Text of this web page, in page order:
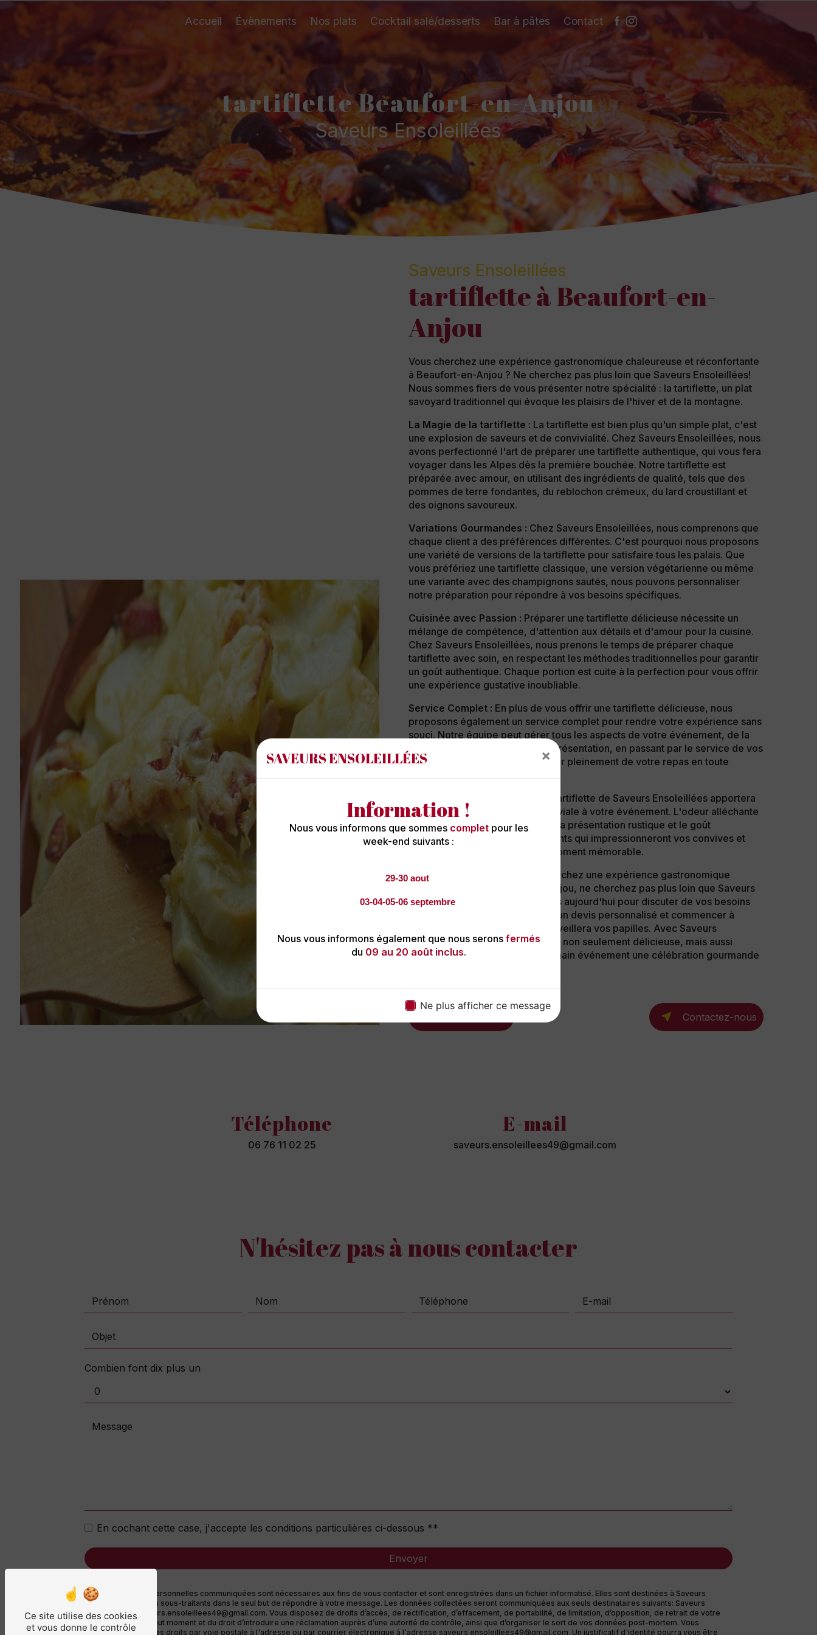
SAVEURS ENSOLEILLÉES ×
Information !
Nous vous informons que sommes completpour les
week-end suivants :
29-30 aout
03-04-05-06 septembre
Nous vous informons également que nous serons fermés
du 09 au 20 août inclus.
Ne plus afficher ce message
Accueil Évènements Nos plats Cocktail salé/desserts Bar à pâtes Contact
tartiflette Beaufort-en-Anjou
Saveurs Ensoleillées
Saveurs Ensoleillées
tartiflette à Beaufort-en-
Anjou
Vous cherchez une expérience gastronomique chaleureuse et réconfortante
à Beaufort-en-Anjou ? Ne cherchez pas plus loin que Saveurs Ensoleillées!
Nous sommes fiers de vous présenter notre spécialité : la tartiflette, un plat
savoyard traditionnel qui évoque les plaisirs de l'hiver et de la montagne.
La Magie de la tartiflette : La tartiflette est bien plus qu'un simple plat, c'est
une explosion de saveurs et de convivialité. Chez Saveurs Ensoleillées, nous
avons perfectionné l'art de préparer une tartiflette authentique, qui vous fera
voyager dans les Alpes dès la première bouchée. Notre tartiflette est
préparée avec amour, en utilisant des ingrédients de qualité, tels que des
pommes de terre fondantes, du reblochon crémeux, du lard croustillant et
des oignons savoureux.
Variations Gourmandes : Chez Saveurs Ensoleillées, nous comprenons que
chaque client a des préférences différentes. C'est pourquoi nous proposons
une variété de versions de la tartiflette pour satisfaire tous les palais. Que
vous préfériez une tartiflette classique, une version végétarienne ou même
une variante avec des champignons sautés, nous pouvons personnaliser
notre préparation pour répondre à vos besoins spécifiques.
Cuisinée avec Passion : Préparer une tartiflette délicieuse nécessite un
mélange de compétence, d'attention aux détails et d'amour pour la cuisine.
Chez Saveurs Ensoleillées, nous prenons le temps de préparer chaque
tartiflette avec soin, en respectant les méthodes traditionnelles pour garantir
un goût authentique. Chaque portion est cuite à la perfection pour vous offrir
une expérience gustative inoubliable.
Service Complet : En plus de vous offrir une tartiflette délicieuse, nous
proposons également un service complet pour rendre votre expérience sans
souci. Notre équipe peut gérer tous les aspects de votre événement, de la
préparation de la tartiflette à la présentation, en passant par le service de vos
invités. Vous pourrez ainsi profiter pleinement de votre repas en toute
tranquillité.
Une tartiflette de Saveurs Ensoleillées apportera
une touche chaleureuse et conviviale à votre événement. L'odeur alléchante
de la tartiflette en train de cuire, la présentation rustique et le goût
réconfortant sont autant d'éléments qui impressionneront vos convives et
feront de votre événement un moment mémorable.
Contactez-Nous :
Si vous recherchez une expérience gastronomique
exceptionnelle à Beaufort-en-Anjou, ne cherchez pas plus loin que Saveurs
Ensoleillées. Contactez-nous dès aujourd'hui pour discuter de vos besoins
en matière de tartiflette, obtenir un devis personnalisé et commencer à
planifier un événement qui émerveillera vos papilles. Avec Saveurs
Ensoleillées, votre tartiflette sera non seulement délicieuse, mais aussi
inoubliable. Faites de votre prochain événement une célébration gourmande
Contactez-nous
Téléphone
06 76 11 02 25
E-mail
saveurs.ensoleillees49@gmail.com
N'hésitez pas à nous contacter
Combien font dix plus un
En cochant cette case, j'accepte les conditions particulières ci-dessous **
Envoyer
** Les données personnelles communiquées sont nécessaires aux fins de vous contacter et sont enregistrées dans un fichier informatisé. Elles sont destinées à Saveurs
Ensoleillées et ses sous-traitants dans le seul but de répondre à votre message. Les données collectées seront communiquées aux seuls destinataires suivants: Saveurs
Ensoleillées saveurs.ensoleillees49@gmail.com. Vous disposez de droits d’accès, de rectification, d’effacement, de portabilité, de limitation, d’opposition, de retrait de votre
consentement à tout moment et du droit d’introduire une réclamation auprès d’une autorité de contrôle, ainsi que d’organiser le sort de vos données post-mortem. Vous
pouvez exercer ces droits par voie postale à l'adresse ou par courrier électronique à l'adresse saveurs.ensoleillees49@gmail.com. Un justificatif d'identité pourra vous être
Panneau de gestion des cookies
Ce site utilise des cookies
et vous donne le contrôle